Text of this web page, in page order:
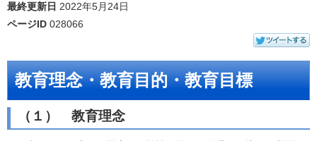
最終更新日 2022年5月24日
ページID 028066
教育理念・教育目的・教育目標
（１） 教育理念